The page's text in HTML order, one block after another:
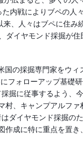
内戦によりブペの人
、人々はブペに住み
ダイヤモンド採掘が住
の採掘専門家をウィ
フォローアップ基礎
掘に従事するよう、
村、キャンプアルファ
ダイヤモンド採掘の
作成に特に重点を置